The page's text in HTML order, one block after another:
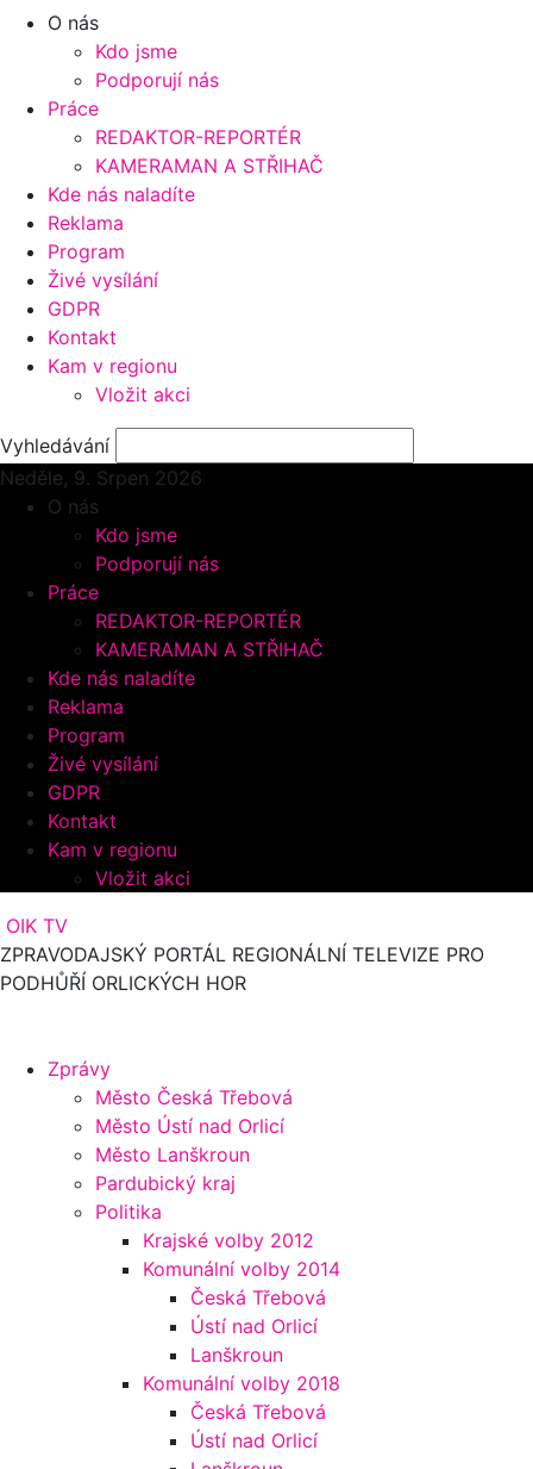
O nás
Kdo jsme
Podporují nás
Práce
REDAKTOR-REPORTÉR
KAMERAMAN A STŘIHAČ
Kde nás naladíte
Reklama
Program
Živé vysílání
GDPR
Kontakt
Kam v regionu
Vložit akci
Vyhledávání
Neděle, 9. Srpen 2026
O nás
Kdo jsme
Podporují nás
Práce
REDAKTOR-REPORTÉR
KAMERAMAN A STŘIHAČ
Kde nás naladíte
Reklama
Program
Živé vysílání
GDPR
Kontakt
Kam v regionu
Vložit akci
OIK TV
ZPRAVODAJSKÝ PORTÁL REGIONÁLNÍ TELEVIZE PRO
PODHŮŘÍ ORLICKÝCH HOR
Zprávy
Město Česká Třebová
Město Ústí nad Orlicí
Město Lanškroun
Pardubický kraj
Politika
Krajské volby 2012
Komunální volby 2014
Česká Třebová
Ústí nad Orlicí
Lanškroun
Komunální volby 2018
Česká Třebová
Ústí nad Orlicí